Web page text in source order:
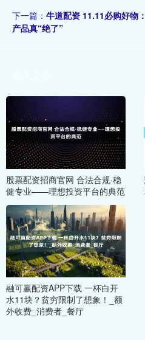
下一篇： 牛道配资 11.11必购好物
产品真“绝了”
股票配资招商官网 合法合规·稳
健专业——理想投资平台的典范
融可赢配资APP下载 一杯白开
水11块？贫穷限制了想象！_额
外收费_消费者_餐厅